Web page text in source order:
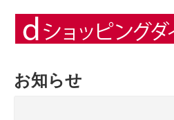
お知らせ